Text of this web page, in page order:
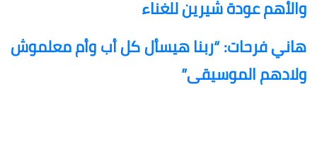
والأهم عودة شيرين للغناء
هاني فرحات: “ربنا هيسأل كل أب وأم معلموش
ولادهم الموسيقى”